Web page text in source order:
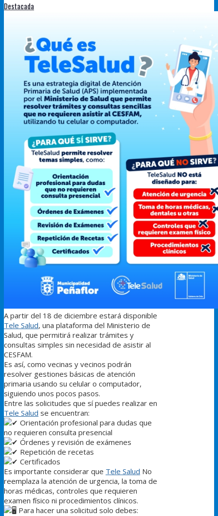
Destacada
A partir del 18 de diciembre estará disponible
Tele Salud, una plataforma del Ministerio de
Salud, que permitirá realizar trámites y
consultas simples sin necesidad de asistir al
CESFAM.
Es así, como vecinas y vecinos podrán
resolver gestiones básicas de atención
primaria usando su celular o computador,
siguiendo unos pocos pasos.
Entre las solicitudes que sí puedes realizar en
Tele Salud se encuentran:
Orientación profesional para dudas que
no requieren consulta presencial
Órdenes y revisión de exámenes
Repetición de recetas
Certificados
Es importante considerar que Tele Salud No
reemplaza la atención de urgencia, la toma de
horas médicas, controles que requieren
examen físico ni procedimientos clínicos.
Para hacer una solicitud solo debes: